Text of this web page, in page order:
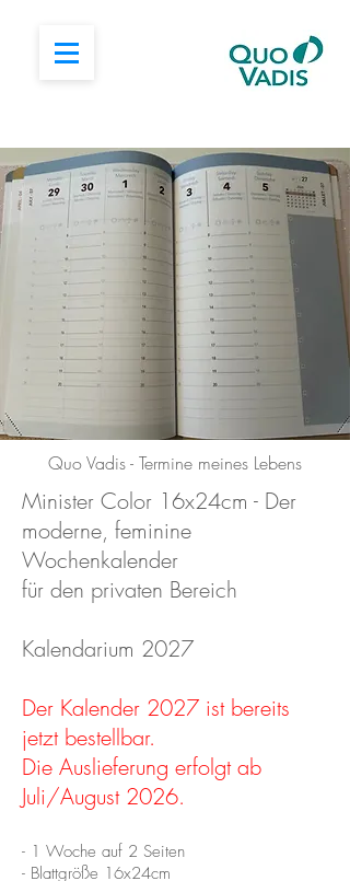
Quo Vadis - Termine meines Lebens
Minister Color 16x24cm - Der
moderne, feminine
Wochenkalender
für den privaten Bereich
Kalendarium 2027
Der Kalender 2027 ist bereits
jetzt bestellbar.
Die Auslieferung erfolgt ab
Juli/August 2026.
- 1 Woche auf 2 Seiten
- Blattgröße 16x24cm